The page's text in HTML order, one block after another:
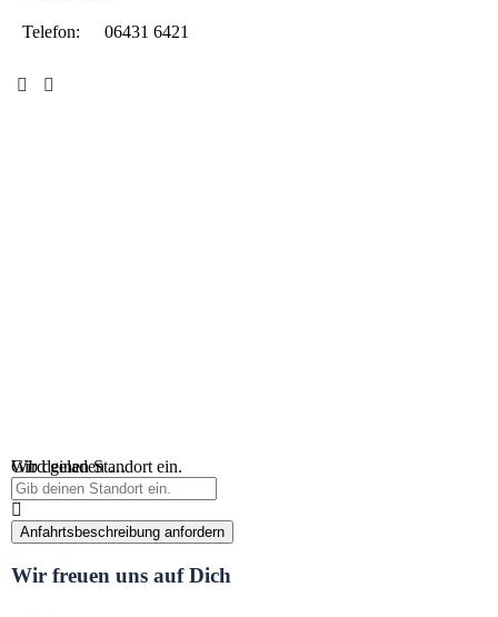
Telefon: 06431 6421
Wird geladen …
Gib deinen Standort ein.
Anfahrtsbeschreibung anfordern
Wir freuen uns auf Dich